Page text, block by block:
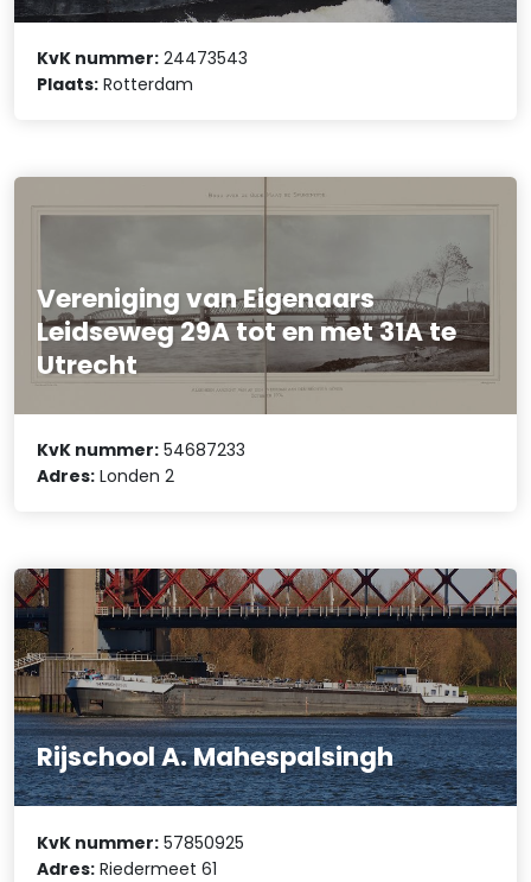
KvK nummer: 24473543
Plaats: Rotterdam
Vereniging van Eigenaars
Leidseweg 29A tot en met 31A te
Utrecht
KvK nummer: 54687233
Adres: Londen 2
Rijschool A. Mahespalsingh
KvK nummer: 57850925
Adres: Riedermeet 61